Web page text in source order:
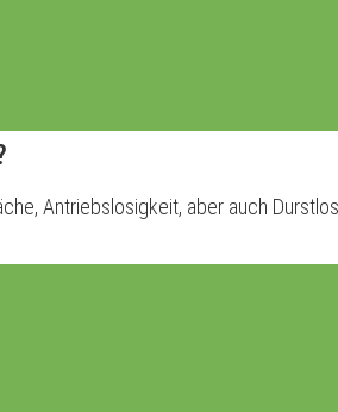
Antriebslosigkeit, aber auch